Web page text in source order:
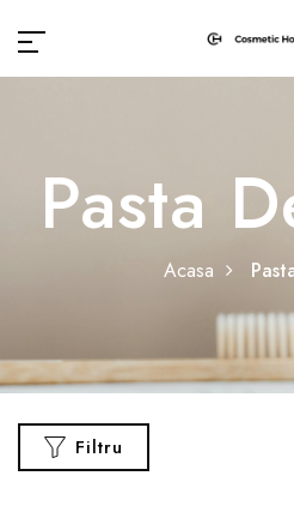
Pasta
Acasa
Filtru